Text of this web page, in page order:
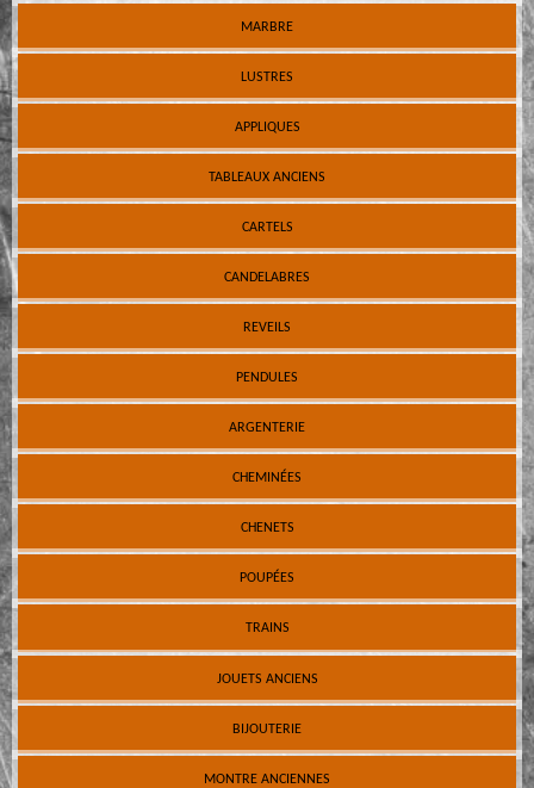
MARBRE
LUSTRES
APPLIQUES
TABLEAUX ANCIENS
CARTELS
CANDELABRES
REVEILS
PENDULES
ARGENTERIE
CHEMINÉES
CHENETS
POUPÉES
TRAINS
JOUETS ANCIENS
BIJOUTERIE
MONTRE ANCIENNES